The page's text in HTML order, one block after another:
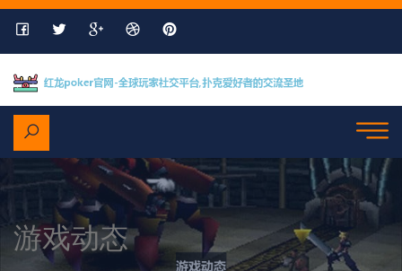
游戏动态